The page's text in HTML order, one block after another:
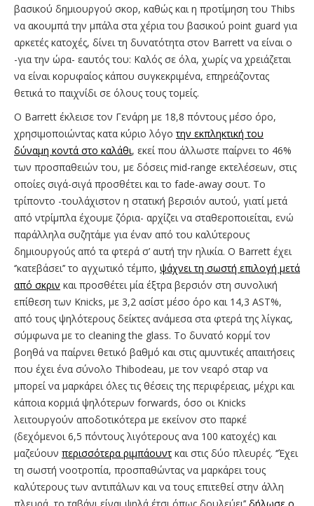
βασικού δημιουργού σκορ, καθώς και η προτίμηση του Thibs
να ακουμπά την μπάλα στα χέρια του βασικού point guard για
αρκετές κατοχές, δίνει τη δυνατότητα στον Barrett να είναι ο
-για την ώρα- εαυτός του: Καλός σε όλα, χωρίς να χρειάζεται
να είναι κορυφαίος κάπου συγκεκριμένα, επηρεάζοντας
θετικά το παιχνίδι σε όλους τους τομείς.
Ο Barrett έκλεισε τον Γενάρη με 18,8 πόντους μέσο όρο,
χρησιμοποιώντας κατα κύριο λόγοτην εκπληκτική του
δύναμη κοντά στο καλάθι, εκεί που άλλωστε παίρνει το 46%
των προσπαθειών του, με δόσεις mid-range εκτελέσεων, στις
οποίες σιγά-σιγά προσθέτει και το fade-away σουτ. Το
τρίποντο -τουλάχιστον η στατική βερσιόν αυτού, γιατί μετά
από ντρίμπλα έχουμε ζόρια- αρχίζει να σταθεροποιείται, ενώ
παράλληλα συζητάμε για έναν από του καλύτερους
δημιουργούς από τα φτερά σ’ αυτή την ηλικία. Ο Barrett έχει
‘’κατεβάσει’’ το αγχωτικό τέμπο, ψάχνει τη σωστή επιλογή μετά
από σκριν και προσθέτει μία έξτρα βερσιόν στη συνολική
επίθεση των Knicks, με 3,2 ασίστ μέσο όρο και 14,3 AST%,
από τους ψηλότερους δείκτες ανάμεσα στα φτερά της λίγκας,
σύμφωνα με το cleaning the glass. Το δυνατό κορμί τον
βοηθά να παίρνει θετικό βαθμό και στις αμυντικές απαιτήσεις
που έχει ένα σύνολο Thibodeau, με τον νεαρό σταρ να
μπορεί να μαρκάρει όλες τις θέσεις της περιφέρειας, μέχρι και
κάποια κορμιά ψηλότερων forwards, όσο οι Knicks
λειτουργούν αποδοτικότερα με εκείνον στο παρκέ
(δεχόμενοι 6,5 πόντους λιγότερους ανα 100 κατοχές) και
μαζεύουν περισσότερα ριμπάουντ και στις δύο πλευρές. ‘’Έχει
τη σωστή νοοτροπία, προσπαθώντας να μαρκάρει τους
καλύτερους των αντιπάλων και να τους επιτεθεί στην άλλη